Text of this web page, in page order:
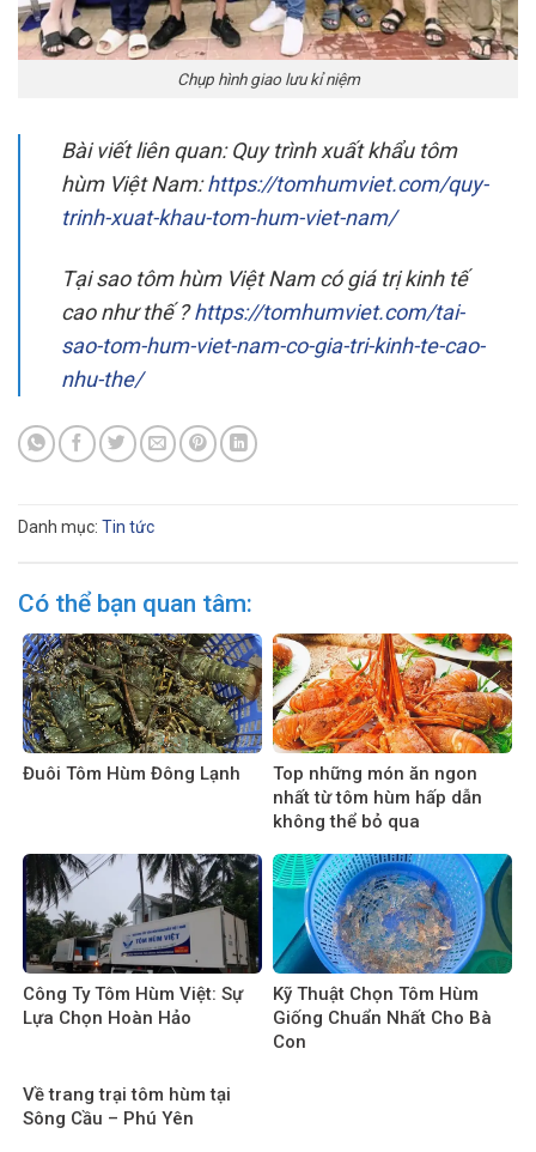
Chụp hình giao lưu kỉ niệm
Bài viết liên quan: Quy trình xuất khẩu tôm
hùm Việt Nam:https://tomhumviet.com/quy-
trinh-xuat-khau-tom-hum-viet-nam/
Tại sao tôm hùm Việt Nam có giá trị kinh tế
cao như thế ?https://tomhumviet.com/tai-
sao-tom-hum-viet-nam-co-gia-tri-kinh-te-cao-
nhu-the/
Danh mục: Tin tức
Có thể bạn quan tâm:
Đuôi Tôm Hùm Đông Lạnh
Top những món ăn ngon
nhất từ tôm hùm hấp dẫn
không thể bỏ qua
Công Ty Tôm Hùm Việt: Sự
Lựa Chọn Hoàn Hảo
Kỹ Thuật Chọn Tôm Hùm
Giống Chuẩn Nhất Cho Bà
Con
Về trang trại tôm hùm tại
Sông Cầu – Phú Yên